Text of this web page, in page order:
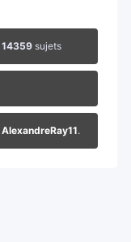
14359 sujets
AlexandreRay11.